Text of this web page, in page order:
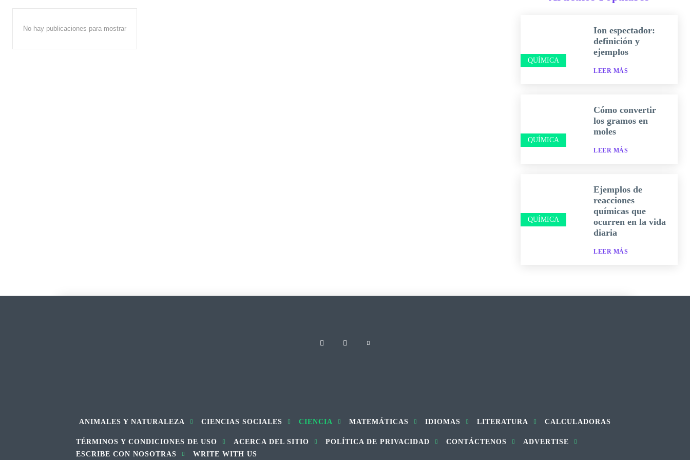
No hay publicaciones para mostrar
QUÍMICA
Ion espectador:
definición y
ejemplos
LEER MÁS
QUÍMICA
Cómo convertir
los gramos en
moles
LEER MÁS
QUÍMICA
Ejemplos de
reacciones
químicas que
ocurren en la vida
diaria
LEER MÁS
ANIMALES Y NATURALEZA CIENCIAS SOCIALES CIENCIA MATEMÁTICAS IDIOMAS LITERATURA CALCULADORAS
TÉRMINOS Y CONDICIONES DE USO ACERCA DEL SITIO POLÍTICA DE PRIVACIDAD CONTÁCTENOS
ADVERTISE
ESCRIBE CON NOSOTRAS
WRITE WITH US